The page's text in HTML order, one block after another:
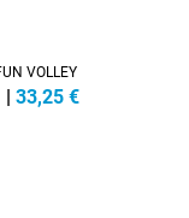
VOLLEY
| 33,25 €